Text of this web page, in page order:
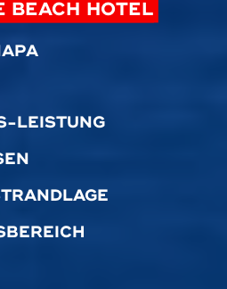
BEACH HOTEL
LEISTUNG